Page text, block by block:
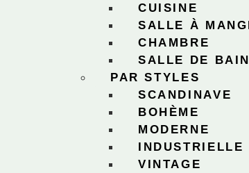
CUISINE
SALLE À
CHAMBRE
SALLE DE BAIN
PAR STYLES
SCANDINAVE
BOHÈME
MODERNE
INDUSTRIELLE
VINTAGE